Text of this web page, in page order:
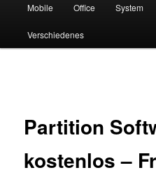
Mobile Office System
Verschiedenes
Partition
kostenlos –